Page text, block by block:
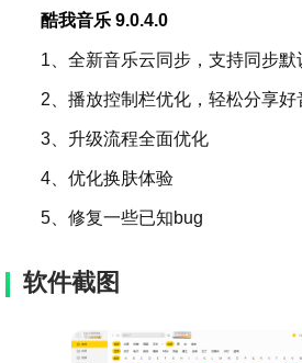
酷我音乐 9.0.4.0
1、全新音乐云同步，支持同步默
2、播放控制栏优化，轻松分享好
3、升级流程全面优化
4、优化换肤体验
5、修复一些已知bug
软件截图